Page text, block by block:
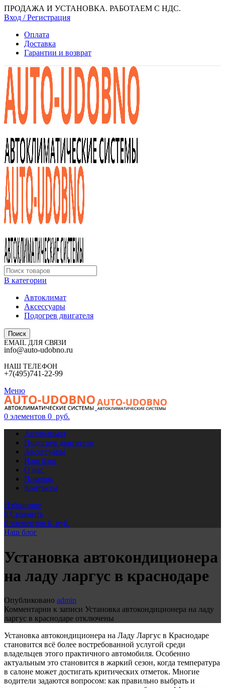
ПРОДАЖА И УСТАНОВКА. РАБОТАЕМ С НДС.
Вход / Регистрация
Оплата
Доставка
Гарантии и возврат
В категории
Автоклимат
Аксессуары
Подогрев двигателя
Поиск
EMAIL ДЛЯ СВЯЗИ
info@auto-udobno.ru
НАШ ТЕЛЕФОН
+7(495)741-22-99
Меню
0 элементов 0 руб.
Автоклимат
Подогрев двигателя
Аксессуары
Наш блог
О нас
Помощь
Контакты
Избранное
0 Сравнить
0 элементов 0 руб.
Наш блог
Установка автокондиционера
на ладу ларгус в краснодаре
Опубликовано admin
Комментарии к записи Установка автокондиционера на ладу
ларгус в краснодаре отключены
Установка автокондиционера на Ладу Ларгус в Краснодаре
становится всё более востребованной услугой среди
владельцев этого практичного автомобиля. Особенно
актуальным это становится в жаркий сезон, когда температура
в салоне может достигать критических отметок. Многие
водители задаются вопросом: как правильно выбрать и